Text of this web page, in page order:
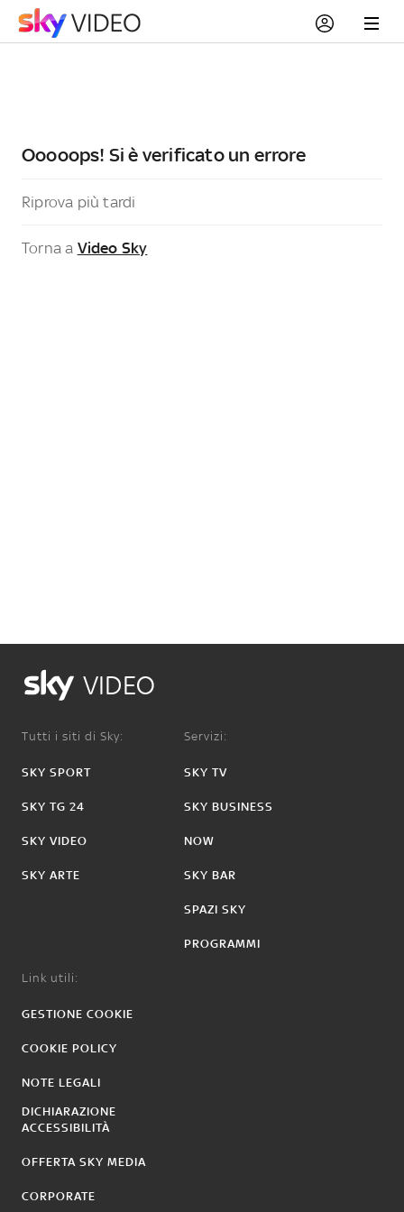
Ooooops! Si è verificato un errore
Riprova più tardi
Torna a Video Sky
VIDEO
Tutti i siti di Sky:
SKY SPORT
SKY TG 24
SKY VIDEO
SKY ARTE
Servizi:
SKY TV
SKY BUSINESS
NOW
SKY BAR
SPAZI SKY
PROGRAMMI
Link utili:
GESTIONE COOKIE
COOKIE POLICY
NOTE LEGALI
DICHIARAZIONE
ACCESSIBILITÀ
OFFERTA SKY MEDIA
CORPORATE